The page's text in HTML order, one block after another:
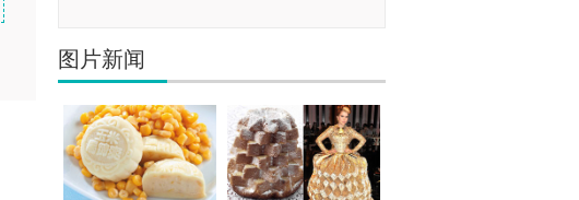
图片新闻